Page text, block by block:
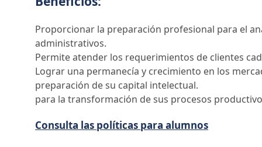
Proporcionar la preparación profesional para el
administrativos.
Permite atender los requerimientos de clientes
Lograr una permanecía y crecimiento en los
preparación de su capital intelectual.
para la transformación de sus procesos
Consulta las políticas para alumnos